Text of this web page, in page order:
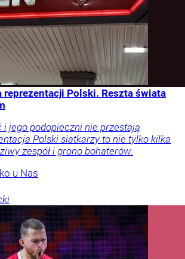
reprezentacji Polski. Reszta świata
i jego podopieczni nie przestają
Polski siatkarzy to nie tylko kilka
zespół i grono bohaterów.
u Nas